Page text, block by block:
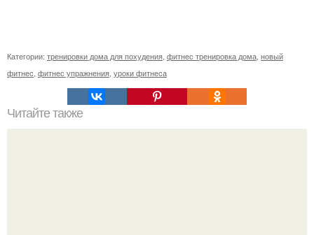
Категории: тренировки дома для похудения фитнес тренировка дома новый
фитнес фитнес упражнения уроки фитнеса
Читайте также